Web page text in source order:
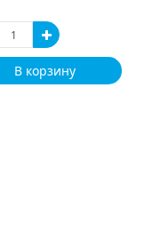
В корзину